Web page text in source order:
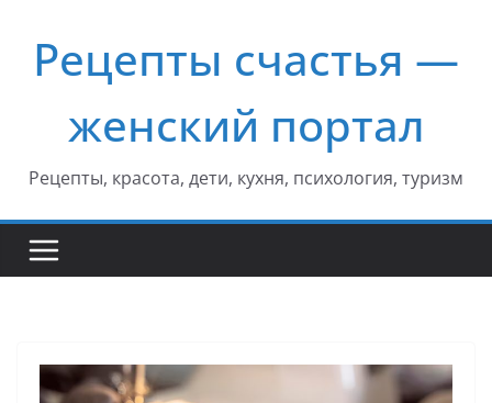
содержимому
Рецепты счастья —
женский портал
Рецепты, красота, дети, кухня, психология, туризм